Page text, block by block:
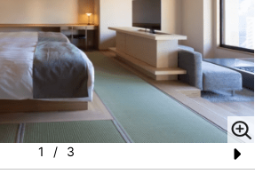
1 / 3